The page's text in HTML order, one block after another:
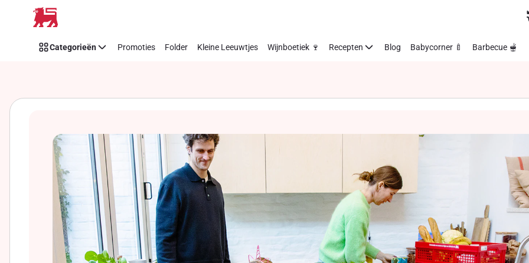
Overslaan
Categorieën Promoties Folder Kleine Leeuwtjes Wijnboetiek 🍷 Recepten Blog Babycorner 🍼 Barbecue 🫕